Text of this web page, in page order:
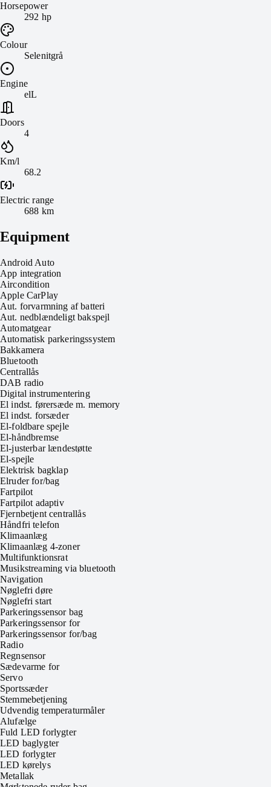
Horsepower
292 hp
Colour
Selenitgrå
Engine
elL
Doors
4
Km/l
68.2
Electric range
688 km
Equipment
Android Auto
App integration
Aircondition
Apple CarPlay
Aut. forvarmning af batteri
Aut. nedblændeligt bakspejl
Automatgear
Automatisk parkeringssystem
Bakkamera
Bluetooth
Centrallås
DAB radio
Digital instrumentering
El indst. førersæde m. memory
El indst. forsæder
El-foldbare spejle
El-håndbremse
El-justerbar lændestøtte
El-spejle
Elektrisk bagklap
Elruder for/bag
Fartpilot
Fartpilot adaptiv
Fjernbetjent centrallås
Håndfri telefon
Klimaanlæg
Klimaanlæg 4-zoner
Multifunktionsrat
Musikstreaming via bluetooth
Navigation
Nøglefri døre
Nøglefri start
Parkeringssensor bag
Parkeringssensor for
Parkeringssensor for/bag
Radio
Regnsensor
Sædevarme for
Servo
Sportssæder
Stemmebetjening
Udvendig temperaturmåler
Alufælge
Fuld LED forlygter
LED baglygter
LED forlygter
LED kørelys
Metallak